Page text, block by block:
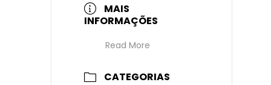
MAIS
INFORMAÇÕES
Read More
CATEGORIAS